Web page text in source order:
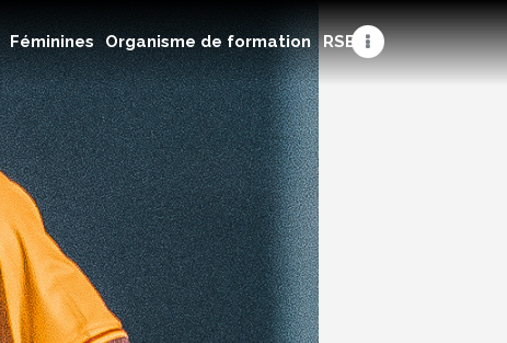
Féminines Organisme de formation RSE